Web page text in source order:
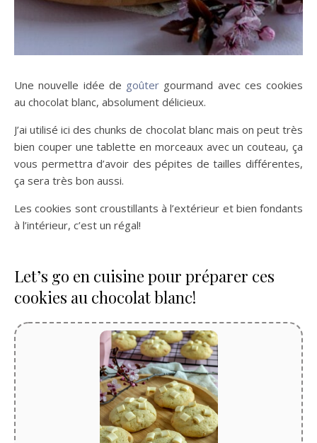
Une nouvelle idée de goûter gourmand avec ces cookies
au chocolat blanc, absolument délicieux.
J’ai utilisé ici des chunks de chocolat blanc mais on peut très
bien couper une tablette en morceaux avec un couteau, ça
vous permettra d’avoir des pépites de tailles différentes,
ça sera très bon aussi.
Les cookies sont croustillants à l’extérieur et bien fondants
à l’intérieur, c’est un régal!
Let’s go en cuisine pour préparer ces
cookies au chocolat blanc!